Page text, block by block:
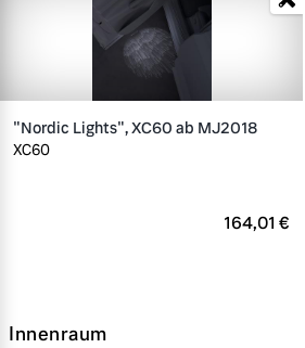
"Nordic Lights", XC60 ab MJ2018
XC60
164,01 €
Innenraum